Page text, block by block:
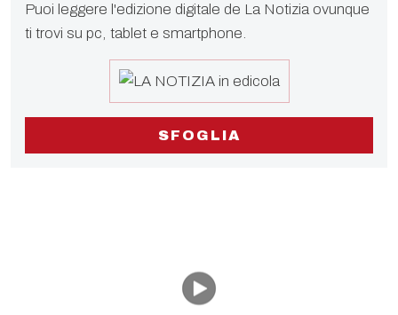
Puoi leggere l'edizione digitale de La Notizia ovunque
ti trovi su pc, tablet e smartphone.
SFOGLIA